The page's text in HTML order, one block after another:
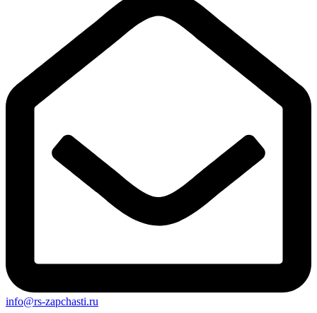
info@rs-zapchasti.ru